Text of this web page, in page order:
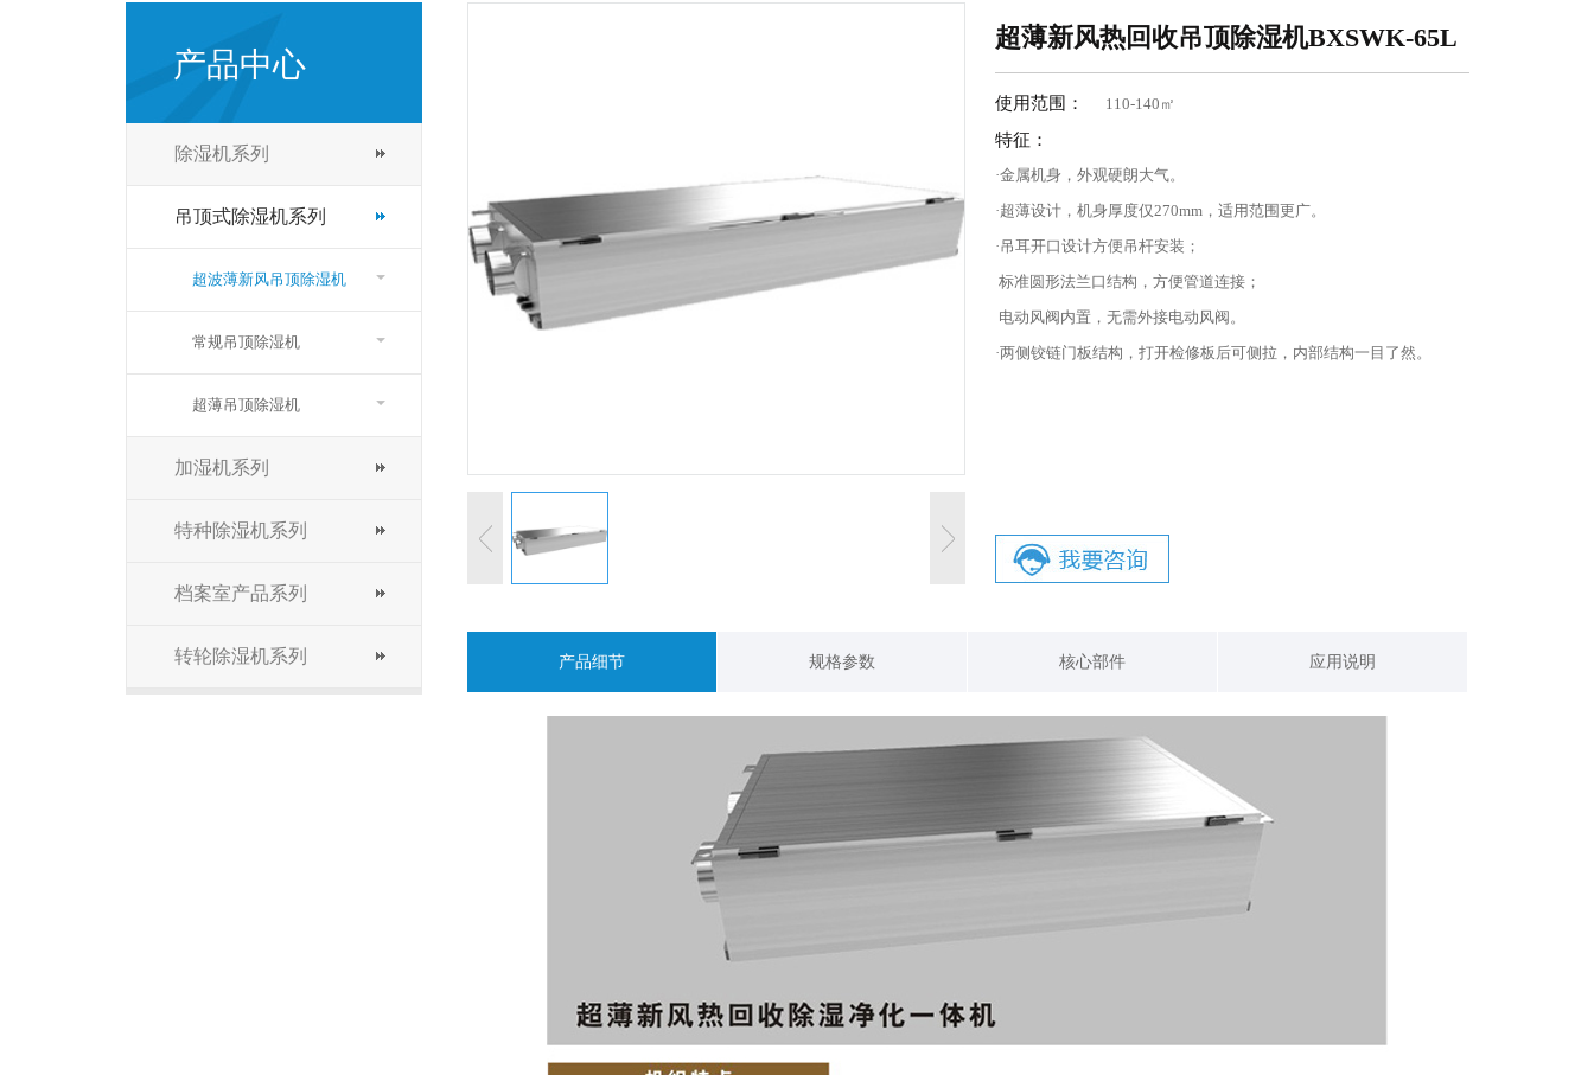
产品中心
除湿机系列
吊顶式除湿机系列
超波薄新风吊顶除湿机
常规吊顶除湿机
超薄吊顶除湿机
加湿机系列
特种除湿机系列
档案室产品系列
转轮除湿机系列
超薄新风热回收吊顶除湿机BXSWK-65L
使用范围： 110-140㎡
特征：
·金属机身，外观硬朗大气。
·超薄设计，机身厚度仅270mm，适用范围更广。
·吊耳开口设计方便吊杆安装；
标准圆形法兰口结构，方便管道连接；
电动风阀内置，无需外接电动风阀。
·两侧铰链门板结构，打开检修板后可侧拉，内部结构一目了然。
产品细节 规格参数 核心部件 应用说明